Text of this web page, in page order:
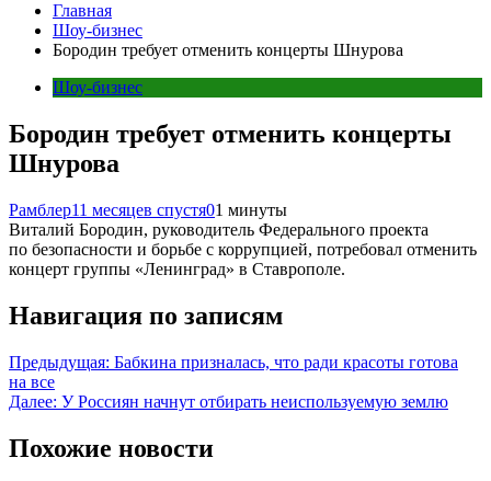
Главная
Шоу-бизнес
Бородин требует отменить концерты Шнурова
Шоу-бизнес
Бородин требует отменить концерты
Шнурова
Рамблер11 месяцев спустя01 минуты
Виталий Бородин, руководитель Федерального проекта
по безопасности и борьбе с коррупцией, потребовал отменить
концерт группы «Ленинград» в Ставрополе.
Навигация по записям
Предыдущая: Бабкина призналась, что ради красоты готова
на все
Далее: У Россиян начнут отбирать неиспользуемую землю
Похожие новости